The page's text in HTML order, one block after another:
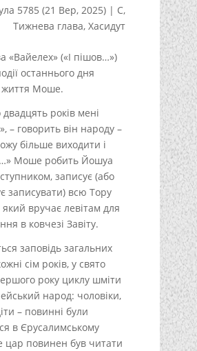
5785 (21 Вер, 2025) | С,
Тижнева глава,Хасидут
«Вайелех» («І пішов…»)
останнього дня
життя Моше.
двадцять років мені
– говорить він народу –
більше виходити і
Моше робить Йошуа
записує (або
записувати) всю Тору
який вручає левітам для
в ковчезі Завіту.
заповідь загальних
сім років, у свято
року циклу шміти
народ: чоловіки,
– повинні були
в Єрусалимському
цар повинен був читати